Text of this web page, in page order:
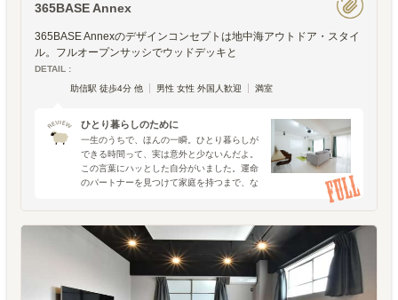
365BASE Annex
365BASE Annexのデザインコンセプトは地中海アウトドア・スタイ
ル。フルオープンサッシでウッドデッキと
DETAIL :
助信駅 徒歩4分 他
男性 女性 外国人歓迎 満室
ひとり暮らしのために
一生のうちで、ほんの一瞬。ひとり暮らしが
できる時間って、実は意外と少ないんだよ。
この言葉にハッとした自分がいました。運命
のパートナーを見つけて家庭を持つまで、な
のだろうなと思いながら、今この時を過ごし
ています。ただ、家庭